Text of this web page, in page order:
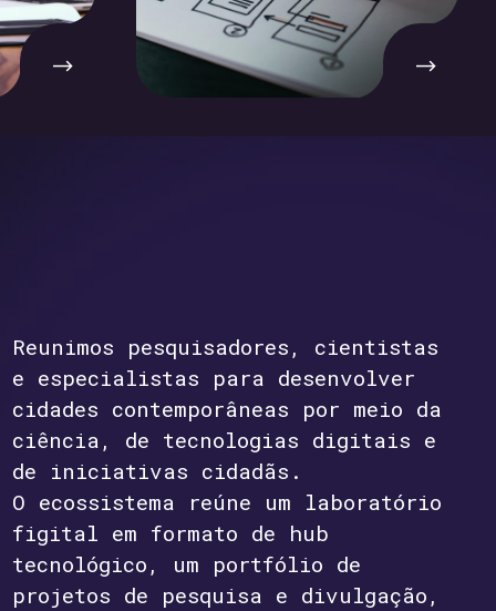
Reunimos pesquisadores, cientistas
e especialistas para desenvolver
cidades contemporâneas por meio da
ciência, de tecnologias digitais e
de iniciativas cidadãs.
O ecossistema reúne um laboratório
figital em formato de hub
tecnológico, um portfólio de
projetos de pesquisa e divulgação,